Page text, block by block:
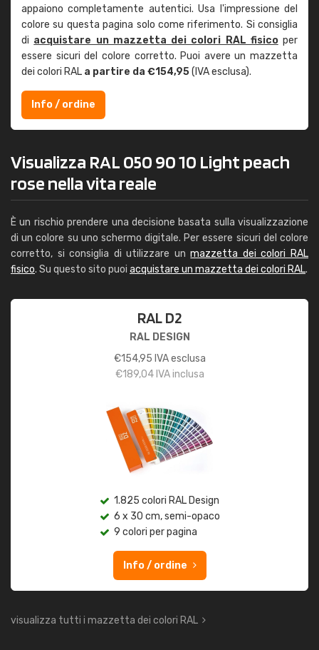
appaiono completamente autentici. Usa l'impressione del
colore su questa pagina solo come riferimento. Si consiglia
di acquistare un mazzetta dei colori RAL fisicoper
essere sicuri del colore corretto. Puoi avere un mazzetta
dei colori RAL a partire da €154,95(IVA esclusa).
Info / ordine
Visualizza RAL 050 90 10 Light peach
rose nella vita reale
È un rischio prendere una decisione basata sulla visualizzazione
di un colore su uno schermo digitale. Per essere sicuri del colore
corretto, si consiglia di utilizzare unmazzetta dei colori RAL
fisico. Su questo sito puoi acquistare un mazzetta dei colori RAL.
RAL D2
RAL DESIGN
€154,95 IVA esclusa
€189,04IVA inclusa
1.825 colori RAL Design
6 x 30 cm, semi-opaco
9 colori per pagina
Info / ordine
visualizza tutti i mazzetta dei colori RAL